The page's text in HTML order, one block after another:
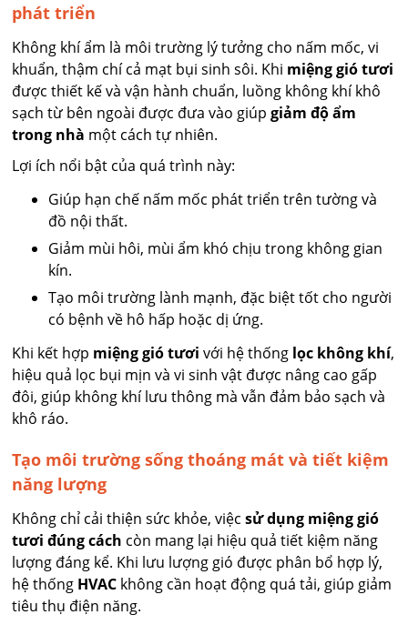
phát triển
Không khí ẩm là môi trường lý tưởng cho nấm mốc, vi
khuẩn, thậm chí cả mạt bụi sinh sôi. Khi miệng gió tươi
được thiết kế và vận hành chuẩn, luồng không khí khô
sạch từ bên ngoài được đưa vào giúpgiảm độ ẩm
trong nhà một cách tự nhiên.
Lợi ích nổi bật của quá trình này:
Giúp hạn chế nấm mốc phát triển trên tường và
đồ nội thất.
Giảm mùi hôi, mùi ẩm khó chịu trong không gian
kín.
Tạo môi trường lành mạnh, đặc biệt tốt cho người
có bệnh về hô hấp hoặc dị ứng.
Khi kết hợp miệng gió tươi với hệ thống lọc không khí,
hiệu quả lọc bụi mịn và vi sinh vật được nâng cao gấp
đôi, giúp không khí lưu thông mà vẫn đảm bảo sạch và
khô ráo.
Tạo môi trường sống thoáng mát và tiết kiệm
năng lượng
Không chỉ cải thiện sức khỏe, việcsử dụng miệng gió
tươi đúng cách còn mang lại hiệu quả tiết kiệm năng
lượng đáng kể. Khi lưu lượng gió được phân bổ hợp lý,
hệ thống HVAC không cần hoạt động quá tải, giúp giảm
tiêu thụ điện năng.